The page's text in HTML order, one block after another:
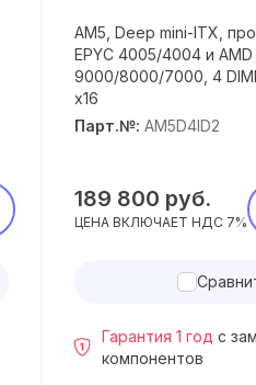
AM5, Deep mini-ITX,
EPYC 4005/4004 и
9000/8000/7000, 4
x16
Парт.№: AM5D4ID2
189 800 руб.
ЦЕНА ВКЛЮЧАЕТ НДС 7%
Гарантия 1 год с
компонентов